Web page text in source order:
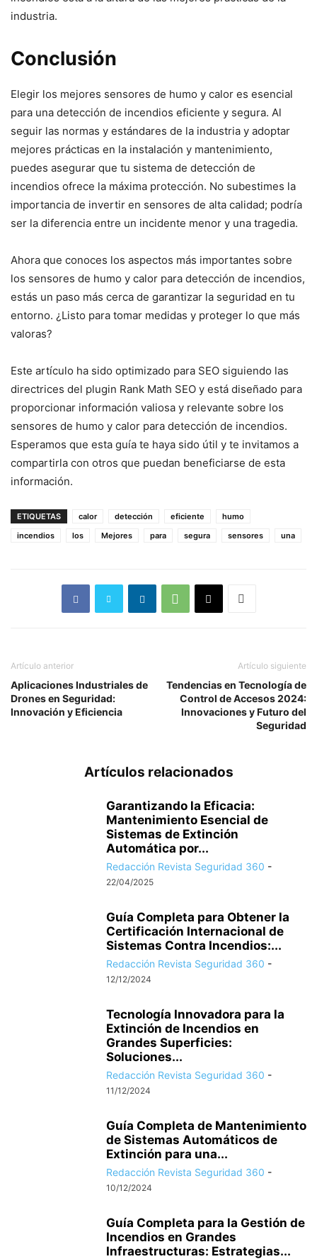
industria.
Conclusión
Elegir los mejores sensores de humo y calor es esencial
para una detección de incendios eficiente y segura. Al
seguir las normas y estándares de la industria y adoptar
mejores prácticas en la instalación y mantenimiento,
puedes asegurar que tu sistema de detección de
incendios ofrece la máxima protección. No subestimes la
importancia de invertir en sensores de alta calidad; podría
ser la diferencia entre un incidente menor y una tragedia.
Ahora que conoces los aspectos más importantes sobre
los sensores de humo y calor para detección de incendios,
estás un paso más cerca de garantizar la seguridad en tu
entorno. ¿Listo para tomar medidas y proteger lo que más
valoras?
Este artículo ha sido optimizado para SEO siguiendo las
directrices del plugin Rank Math SEO y está diseñado para
proporcionar información valiosa y relevante sobre los
sensores de humo y calor para detección de incendios.
Esperamos que esta guía te haya sido útil y te invitamos a
compartirla con otros que puedan beneficiarse de esta
información.
ETIQUETAS calor detección eficiente
humo
incendios
los Mejores para segura sensores una
Artículo anterior
Aplicaciones Industriales de
Drones en Seguridad:
Innovación y Eficiencia
Artículo siguiente
Tendencias en Tecnología de
Control de Accesos 2024:
Innovaciones y Futuro del
Seguridad
Artículos relacionados
Garantizando la Eficacia:
Mantenimiento Esencial de
Sistemas de Extinción
Automática por...
Redacción Revista Seguridad 360 -
22/04/2025
Guía Completa para Obtener la
Certificación Internacional de
Sistemas Contra Incendios:...
Redacción Revista Seguridad 360 -
12/12/2024
Tecnología Innovadora para la
Extinción de Incendios en
Grandes Superficies:
Soluciones...
Redacción Revista Seguridad 360 -
11/12/2024
Guía Completa de Mantenimiento
de Sistemas Automáticos de
Extinción para una...
Redacción Revista Seguridad 360 -
10/12/2024
Guía Completa para la Gestión de
Incendios en Grandes
Infraestructuras: Estrategias...